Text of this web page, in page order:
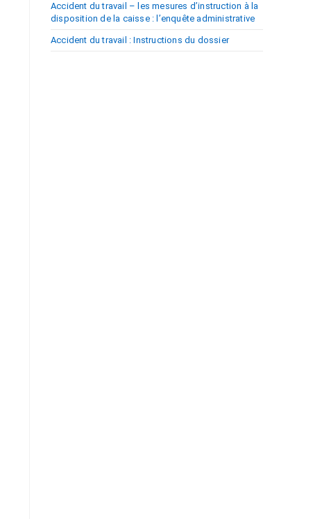
Accident du travail – les mesures d’instruction à la
disposition de la caisse : l’enquête administrative
Accident du travail : Instructions du dossier